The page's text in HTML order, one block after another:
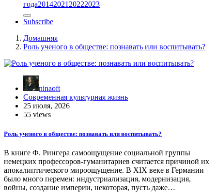
года2014202120222023
Subscribe
Домашняя
Роль ученого в обществе: познавать или воспитывать?
ninaoft
Современная культурная жизнь
25 июля, 2026
55 views
Роль ученого в обществе: познавать или воспитывать?
В книге Ф. Рингера самоощущение социальной группы
немецких профессоров-гуманитариев считается причиной их
апокалиптического мироощущение. В XIX веке в Германии
было много перемен: индустриализация, модернизация,
войны, создание империи, некоторая, пусть даже…